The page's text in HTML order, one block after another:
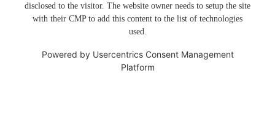
disclosed to the visitor. The website owner needs to setup the site
with their CMP to add this content to the list of technologies
used.
Powered by Usercentrics Consent Management
Platform